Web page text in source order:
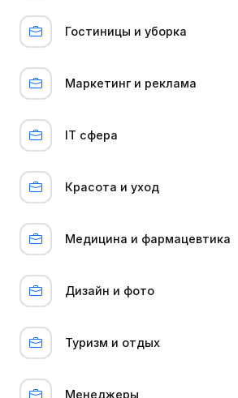
Гостиницы и уборка
Маркетинг и реклама
IT сфера
Красота и уход
Медицина и фармацевтика
Дизайн и фото
Туризм и отдых
Менеджеры